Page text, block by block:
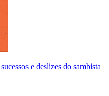
e deslizes do sambista